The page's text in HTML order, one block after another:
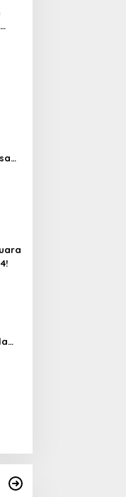
Fiksi, Tak Seindah
Di Depan Panggung